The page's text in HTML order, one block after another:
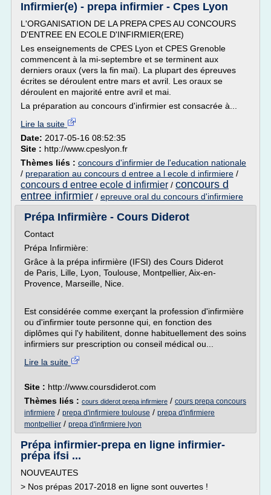
Infirmier(e) - prepa infirmier - Cpes Lyon
L'ORGANISATION DE LA PREPA CPES AU CONCOURS
D'ENTREE EN ECOLE D'INFIRMIER(ERE)
Les enseignements de CPES Lyon et CPES Grenoble
commencent à la mi-septembre et se terminent aux
derniers oraux (vers la fin mai). La plupart des épreuves
écrites se déroulent entre mars et avril. Les oraux se
déroulent en majorité entre avril et mai.
La préparation au concours d'infirmier est consacrée à...
Lire la suite
Date: 2017-05-16 08:52:35
Site : http://www.cpeslyon.fr
Thèmes liés : concours d'infirmier de l'education nationale
/ preparation au concours d entree a l ecole d infirmiere /
concours d entree ecole d infirmier / concours d
entree infirmier / epreuve oral du concours d'infirmiere
Prépa Infirmière - Cours Diderot
Contact
Prépa Infirmière:
Grâce à la prépa infirmière (IFSI) des Cours Diderot
de Paris, Lille, Lyon, Toulouse, Montpellier, Aix-en-
Provence, Marseille, Nice.
Est considérée comme exerçant la profession d'infirmière
ou d'infirmier toute personne qui, en fonction des
diplômes qui l'y habilitent, donne habituellement des soins
infirmiers sur prescription ou conseil médical ou...
Lire la suite
Site : http://www.coursdiderot.com
Thèmes liés : cours diderot prepa infirmiere / cours prepa concours
infirmiere / prepa d'infirmiere toulouse / prepa d'infirmiere
montpellier / prepa d'infirmiere lyon
Prépa infirmier-prepa en ligne infirmier-
prépa ifsi ...
NOUVEAUTES
> Nos prépas 2017-2018 en ligne sont ouvertes !